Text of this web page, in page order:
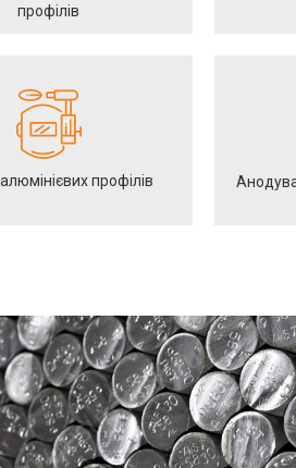
профілів
профілів